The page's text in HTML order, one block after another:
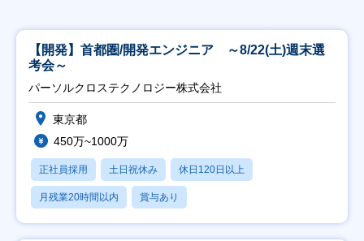
【開発】首都圏/開発エンジニア ～8/22(土)週末選
考会～
パーソルクロステクノロジー株式会社
東京都
450万~1000万
正社員採用 土日祝休み 休日120日以上
月残業20時間以内 賞与あり